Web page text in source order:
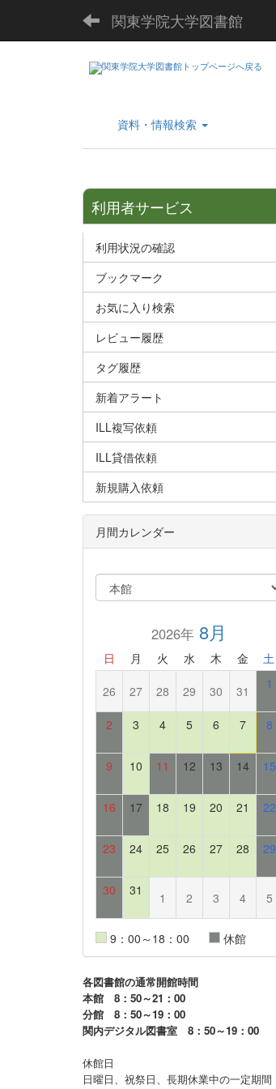
関東学院大学図書館
資料・情報検索
利用者サービス
利用状況の確認
ブックマーク
お気に入り検索
レビュー履歴
タグ履歴
新着アラート
ILL複写依頼
ILL貸借依頼
新規購入依頼
月間カレンダー
2026年8月
日 月 火 水 木 金 土
26 27 28 29 30 31 1
2 3 4 5 6 7 8
9 10 11 12 13 14 15
16 17 18 19 20 21 22
23 24 25 26 27 28 29
30 31 1 2 3 4 5
9：00～18：00 休館
各図書館の通常開館時間
本館 8：50～21：00
分館 8：50～19：00
関内デジタル図書室 8：50～19：00
休館日
日曜日、祝祭日、長期休業中の一定期間